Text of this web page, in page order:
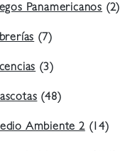
Panamericanos (2)
(7)
(3)
(48)
Ambiente 2(14)